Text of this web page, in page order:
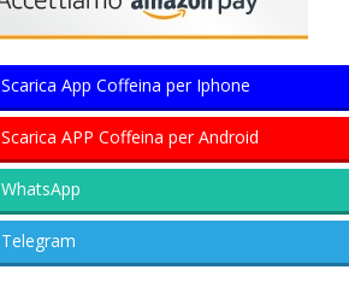
Scarica App Coffeina per Iphone
Scarica APP Coffeina per Android
WhatsApp
Telegram